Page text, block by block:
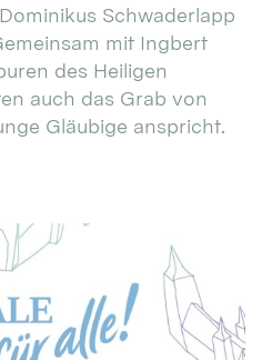
Schwaderlapp
mit Ingbert
des Heiligen
auch das Grab von
Gläubige anspricht.